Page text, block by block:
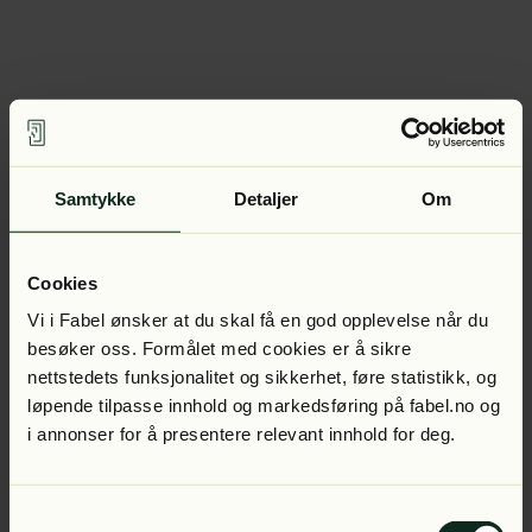
Samtykke Detaljer Om
Cookies
Vi i Fabel ønsker at du skal få en god opplevelse når du
besøker oss. Formålet med cookies er å sikre
nettstedets funksjonalitet og sikkerhet, føre statistikk, og
løpende tilpasse innhold og markedsføring på fabel.no og
i annonser for å presentere relevant innhold for deg.